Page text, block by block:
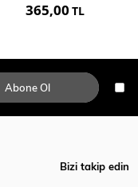
365,00 TL
Abone Ol
Bizi takip edin